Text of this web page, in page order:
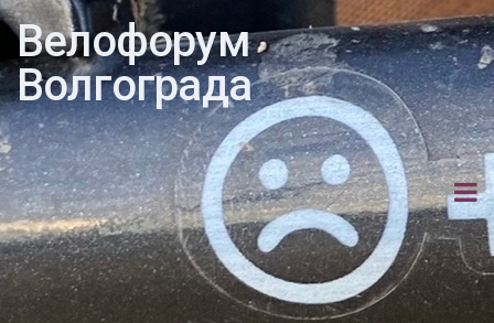
Велофорум
Волгограда